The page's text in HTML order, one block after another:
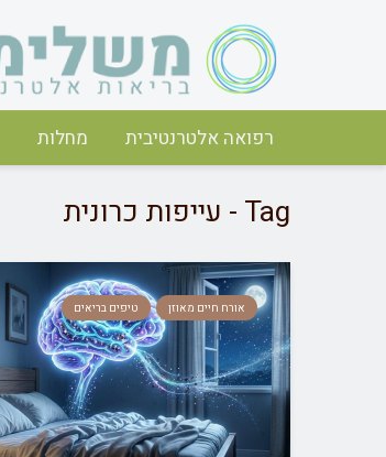
רפואה אלטרנטיבית מחלות
Tag - עייפות כרונית
אורח חיים מאוזן טיפים בריאים